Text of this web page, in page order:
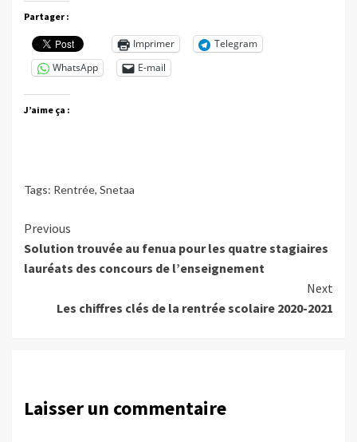
Partager :
Imprimer
Telegram
WhatsApp
E-mail
J’aime ça :
Tags: Rentrée, Snetaa
Continue
Reading
Previous
Solution trouvée au fenua pour les quatre stagiaires
lauréats des concours de l’enseignement
Next
Les chiffres clés de la rentrée scolaire 2020-2021
Laisser un commentaire